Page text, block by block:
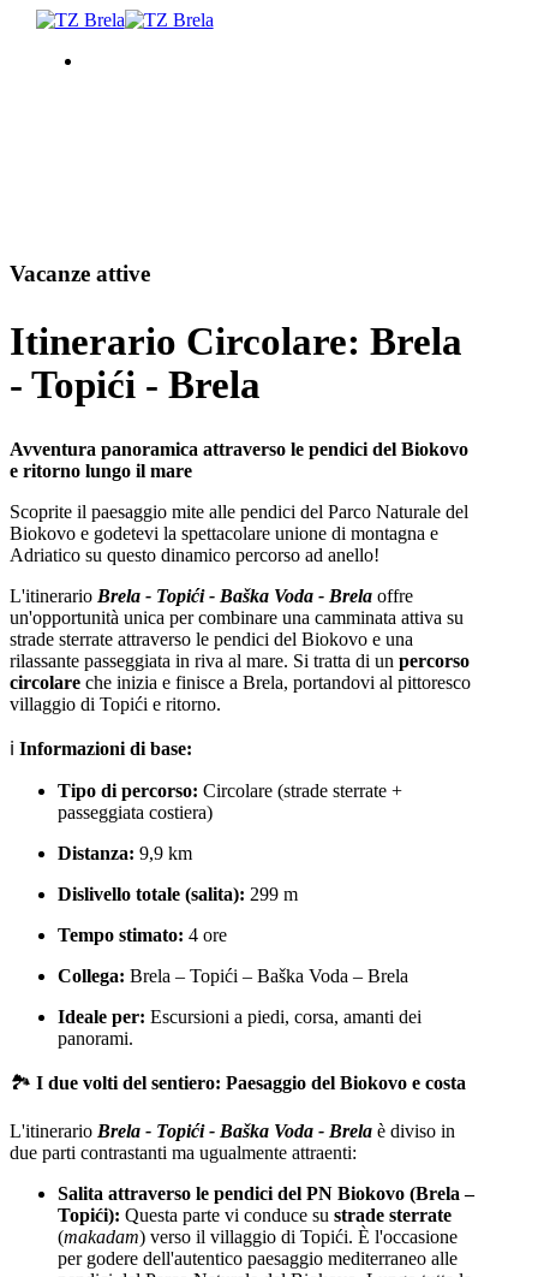
PROGRAMMA EVENTI
INFORMAZIONI DI SERVIZIO
IT
Trg Alojzija Stepinca 10, 21322 Brela
+385 21 618 455
Contact us
FOLLOW US
Vacanze attive
Itinerario Circolare: Brela
- Topići - Brela
Avventura panoramica attraverso le pendici del Biokovo
e ritorno lungo il mare
Scoprite il paesaggio mite alle pendici del Parco Naturale del
Biokovo e godetevi la spettacolare unione di montagna e
Adriatico su questo dinamico percorso ad anello!
L'itinerario Brela - Topići - Baška Voda - Brela offre
un'opportunità unica per combinare una camminata attiva su
strade sterrate attraverso le pendici del Biokovo e una
rilassante passeggiata in riva al mare. Si tratta di un percorso
circolare che inizia e finisce a Brela, portandovi al pittoresco
villaggio di Topići e ritorno.
ℹ️ Informazioni di base:
Tipo di percorso: Circolare (strade sterrate +
passeggiata costiera)
Distanza: 9,9 km
Dislivello totale (salita): 299 m
Tempo stimato: 4 ore
Collega: Brela – Topići – Baška Voda – Brela
Ideale per: Escursioni a piedi, corsa, amanti dei
panorami.
🏞️ I due volti del sentiero: Paesaggio del Biokovo e costa
L'itinerario Brela - Topići - Baška Voda - Brela è diviso in
due parti contrastanti ma ugualmente attraenti:
Salita attraverso le pendici del PN Biokovo (Brela –
Topići): Questa parte vi conduce su strade sterrate
(makadam) verso il villaggio di Topići. È l'occasione
per godere dell'autentico paesaggio mediterraneo alle